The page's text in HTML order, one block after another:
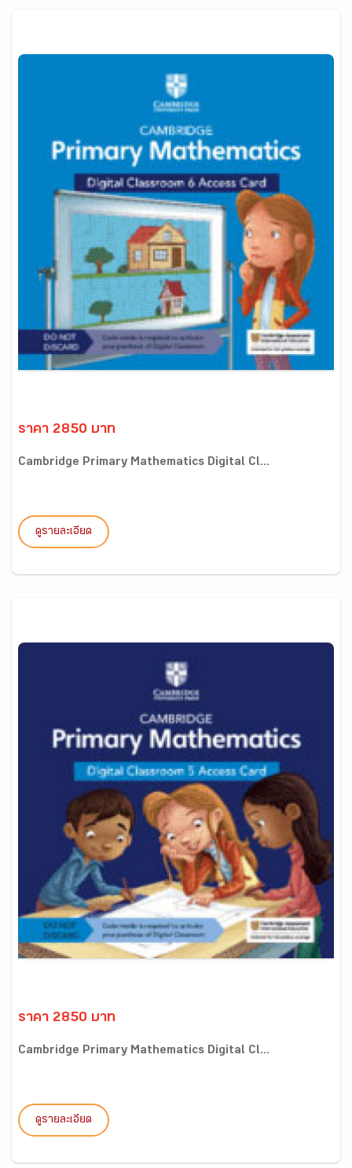
ราคา 2850 บาท
Cambridge Primary Mathematics Digital Cl...
ดูรายละเอียด
ราคา 2850 บาท
Cambridge Primary Mathematics Digital Cl...
ดูรายละเอียด